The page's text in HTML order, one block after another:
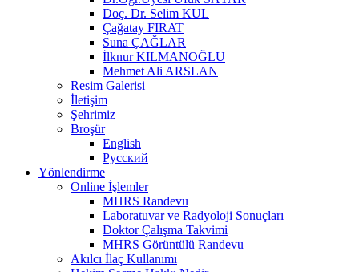
Doç. Dr. Selim KUL
Çağatay FIRAT
Suna ÇAĞLAR
İlknur KILMANOĞLU
Mehmet Ali ARSLAN
Resim Galerisi
İletişim
Şehrimiz
Broşür
English
Русский
Yönlendirme
Online İşlemler
MHRS Randevu
Laboratuvar ve Radyoloji Sonuçları
Doktor Çalışma Takvimi
MHRS Görüntülü Randevu
Akılcı İlaç Kullanımı